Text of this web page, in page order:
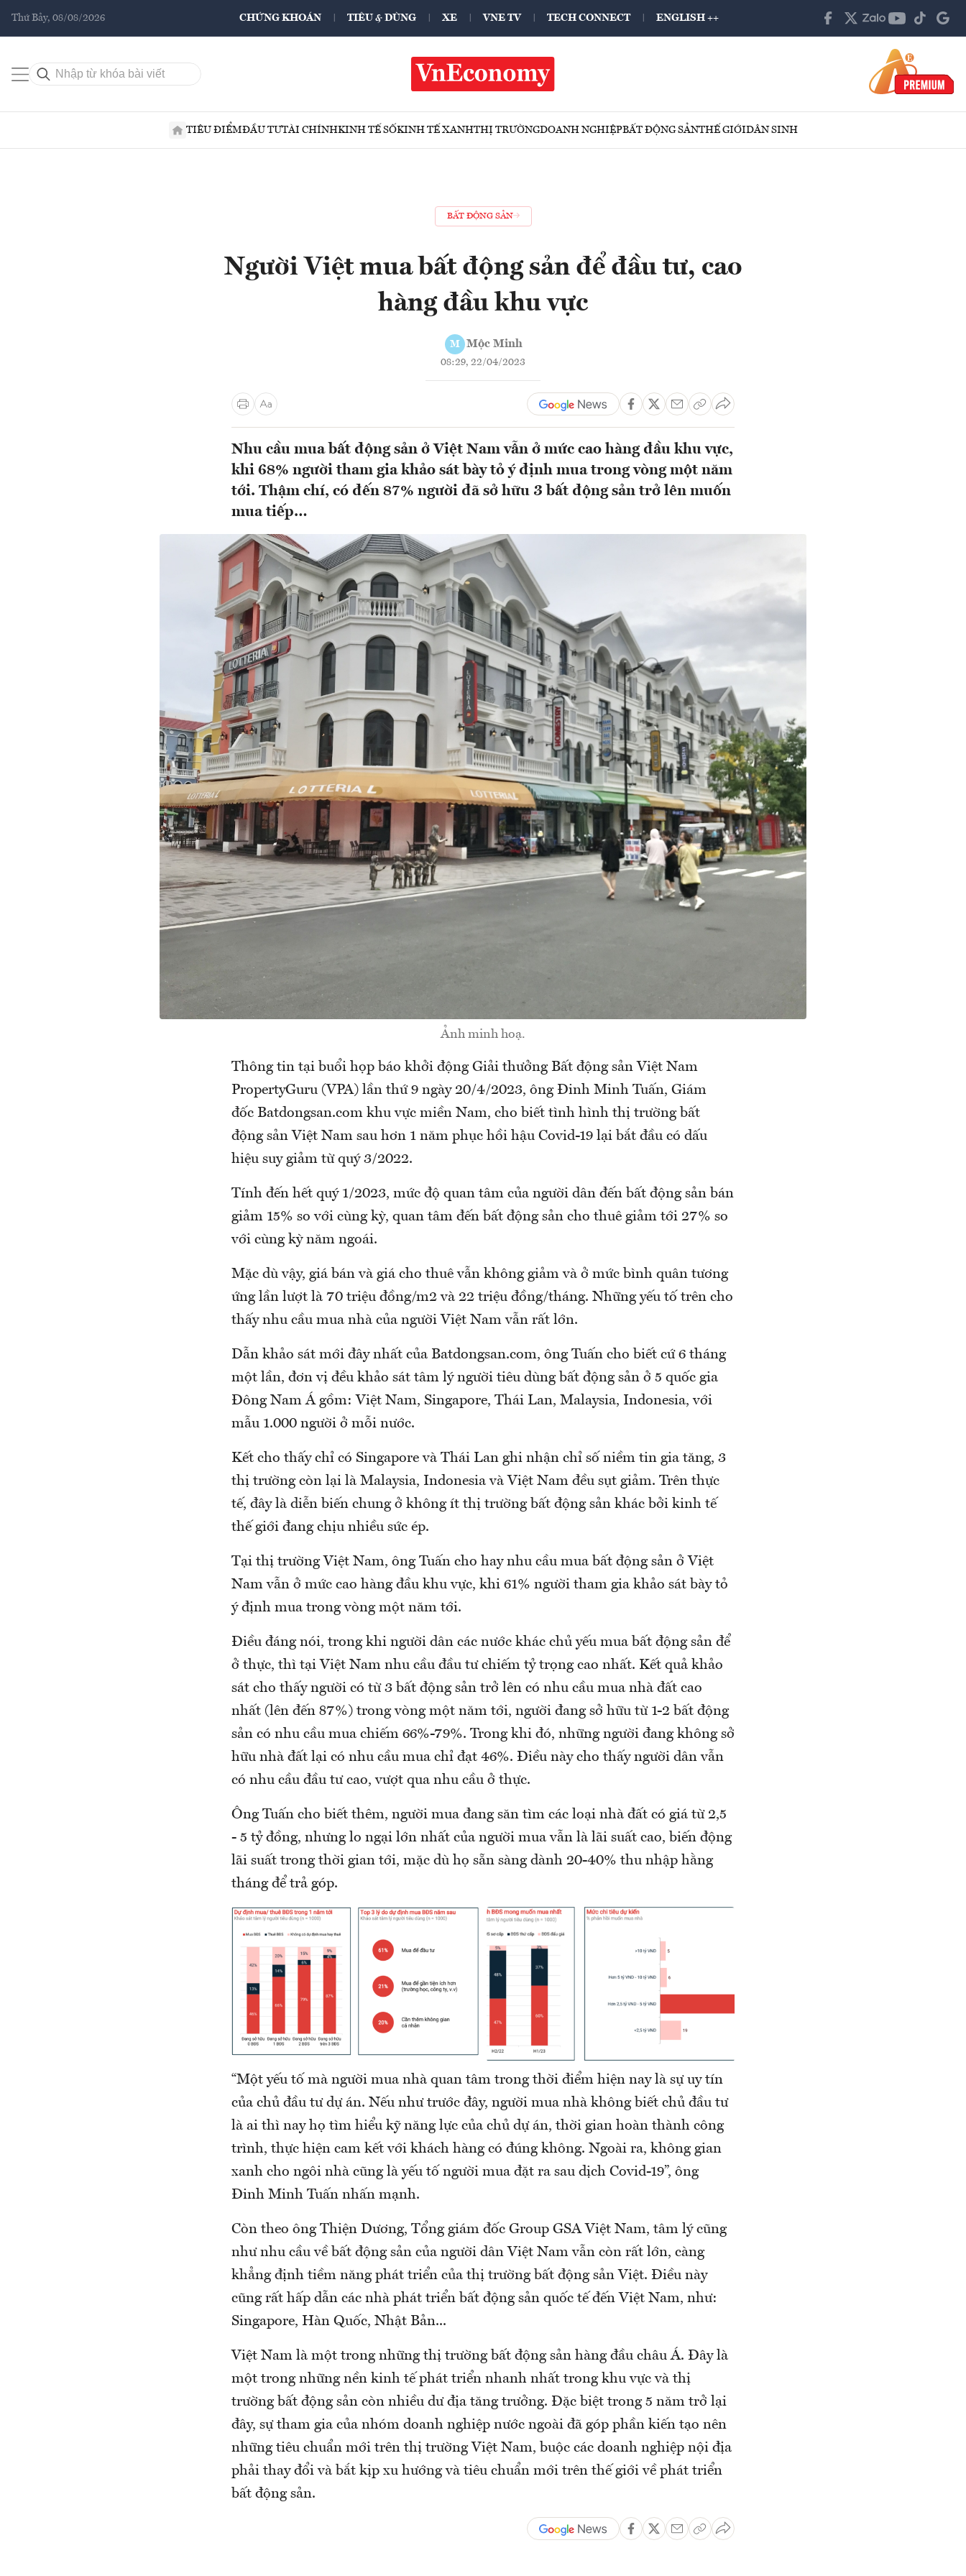
Thứ Bảy, 08/08/2026 CHỨNG KHOÁN TIÊU & DÙNG XE VNE TV TECH CONNECT ENGLISH ++
TIÊU ĐIỂMĐẦU TƯTÀI CHÍNHKINH TẾ SỐKINH TẾ XANHTHỊ TRƯỜNGDOANH NGHIỆPBẤT ĐỘNG SẢNTHẾ GIỚIDÂN SINH
BẤT ĐỘNG SẢN
Người Việt mua bất động sản để đầu tư, cao
hàng đầu khu vực
M Mộc Minh
08:29, 22/04/2023
Nhu cầu mua bất động sản ở Việt Nam vẫn ở mức cao hàng đầu khu vực,
khi 68% người tham gia khảo sát bày tỏ ý định mua trong vòng một năm
tới. Thậm chí, có đến 87% người đã sở hữu 3 bất động sản trở lên muốn
mua tiếp…
Ảnh minh hoạ.
Thông tin tại buổi họp báo khởi động Giải thưởng Bất động sản Việt Nam
PropertyGuru (VPA) lần thứ 9 ngày 20/4/2023, ông Đinh Minh Tuấn, Giám
đốc Batdongsan.com khu vực miền Nam, cho biết tình hình thị trường bất
động sản Việt Nam sau hơn 1 năm phục hồi hậu Covid-19 lại bắt đầu có dấu
hiệu suy giảm từ quý 3/2022.
Tính đến hết quý 1/2023, mức độ quan tâm của người dân đến bất động sản bán
giảm 15% so với cùng kỳ, quan tâm đến bất động sản cho thuê giảm tới 27% so
với cùng kỳ năm ngoái.
Mặc dù vậy, giá bán và giá cho thuê vẫn không giảm và ở mức bình quân tương
ứng lần lượt là 70 triệu đồng/m2 và 22 triệu đồng/tháng. Những yếu tố trên cho
thấy nhu cầu mua nhà của người Việt Nam vẫn rất lớn.
Dẫn khảo sát mới đây nhất của Batdongsan.com, ông Tuấn cho biết cứ 6 tháng
một lần, đơn vị đều khảo sát tâm lý người tiêu dùng bất động sản ở 5 quốc gia
Đông Nam Á gồm: Việt Nam, Singapore, Thái Lan, Malaysia, Indonesia, với
mẫu 1.000 người ở mỗi nước.
Kết cho thấy chỉ có Singapore và Thái Lan ghi nhận chỉ số niềm tin gia tăng, 3
thị trường còn lại là Malaysia, Indonesia và Việt Nam đều sụt giảm. Trên thực
tế, đây là diễn biến chung ở không ít thị trường bất động sản khác bởi kinh tế
thế giới đang chịu nhiều sức ép.
Tại thị trường Việt Nam, ông Tuấn cho hay nhu cầu mua bất động sản ở Việt
Nam vẫn ở mức cao hàng đầu khu vực, khi 61% người tham gia khảo sát bày tỏ
ý định mua trong vòng một năm tới.
Điều đáng nói, trong khi người dân các nước khác chủ yếu mua bất động sản để
ở thực, thì tại Việt Nam nhu cầu đầu tư chiếm tỷ trọng cao nhất. Kết quả khảo
sát cho thấy người có từ 3 bất động sản trở lên có nhu cầu mua nhà đất cao
nhất (lên đến 87%) trong vòng một năm tới, người đang sở hữu từ 1-2 bất động
sản có nhu cầu mua chiếm 66%-79%. Trong khi đó, những người đang không sở
hữu nhà đất lại có nhu cầu mua chỉ đạt 46%. Điều này cho thấy người dân vẫn
có nhu cầu đầu tư cao, vượt qua nhu cầu ở thực.
Ông Tuấn cho biết thêm, người mua đang săn tìm các loại nhà đất có giá từ 2,5
- 5 tỷ đồng, nhưng lo ngại lớn nhất của người mua vẫn là lãi suất cao, biến động
lãi suất trong thời gian tới, mặc dù họ sẵn sàng dành 20-40% thu nhập hằng
tháng để trả góp.
“Một yếu tố mà người mua nhà quan tâm trong thời điểm hiện nay là sự uy tín
của chủ đầu tư dự án. Nếu như trước đây, người mua nhà không biết chủ đầu tư
là ai thì nay họ tìm hiểu kỹ năng lực của chủ dự án, thời gian hoàn thành công
trình, thực hiện cam kết với khách hàng có đúng không. Ngoài ra, không gian
xanh cho ngôi nhà cũng là yếu tố người mua đặt ra sau dịch Covid-19”, ông
Đinh Minh Tuấn nhấn mạnh.
Còn theo ông Thiện Dương, Tổng giám đốc Group GSA Việt Nam, tâm lý cũng
như nhu cầu về bất động sản của người dân Việt Nam vẫn còn rất lớn, càng
khẳng định tiềm năng phát triển của thị trường bất động sản Việt. Điều này
cũng rất hấp dẫn các nhà phát triển bất động sản quốc tế đến Việt Nam, như:
Singapore, Hàn Quốc, Nhật Bản...
Việt Nam là một trong những thị trường bất động sản hàng đầu châu Á. Đây là
một trong những nền kinh tế phát triển nhanh nhất trong khu vực và thị
trường bất động sản còn nhiều dư địa tăng trưởng. Đặc biệt trong 5 năm trở lại
đây, sự tham gia của nhóm doanh nghiệp nước ngoài đã góp phần kiến tạo nên
những tiêu chuẩn mới trên thị trường Việt Nam, buộc các doanh nghiệp nội địa
phải thay đổi và bắt kịp xu hướng và tiêu chuẩn mới trên thế giới về phát triển
bất động sản.